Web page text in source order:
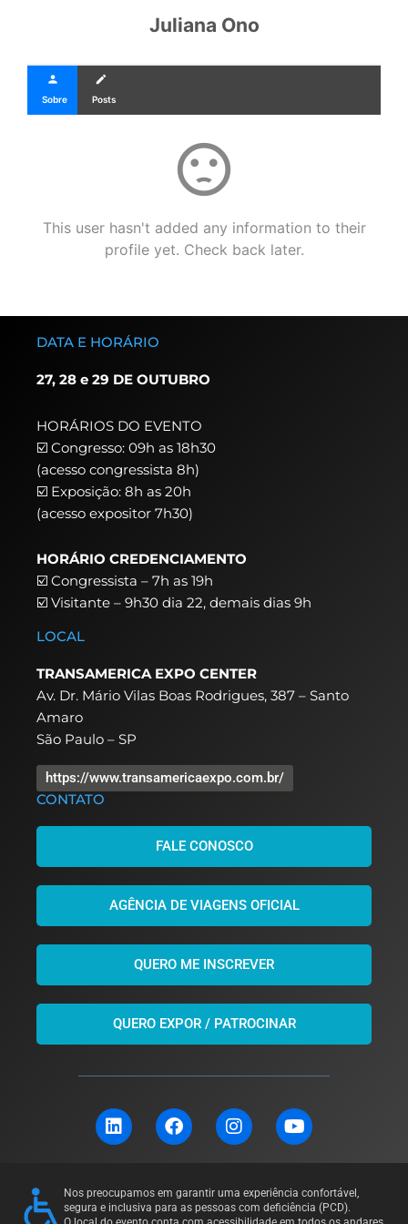
Juliana Ono
person
Sobre
create
Posts
sentiment_dissatisfied
This user hasn't added any information to their
profile yet. Check back later.
DATA E HORÁRIO
27, 28 e 29 DE OUTUBRO
HORÁRIOS DO EVENTO
☑️ Congresso: 09h as 18h30
(acesso congressista 8h)
☑️ Exposição: 8h as 20h
(acesso expositor 7h30)
HORÁRIO CREDENCIAMENTO
☑️ Congressista – 7h as 19h
☑️ Visitante – 9h30 dia 22, demais dias 9h
LOCAL
TRANSAMERICA EXPO CENTER
Av. Dr. Mário Vilas Boas Rodrigues, 387 – Santo
Amaro
São Paulo – SP
https://www.transamericaexpo.com.br/
CONTATO
FALE CONOSCO
AGÊNCIA DE VIAGENS OFICIAL
QUERO ME INSCREVER
QUERO EXPOR / PATROCINAR
L
i
e
d
F
a
b
o
I
n
a
g
Y
o
u
b
Nos preocupamos em garantir uma experiência confortável,
segura e inclusiva para as pessoas com deficiência (PCD).